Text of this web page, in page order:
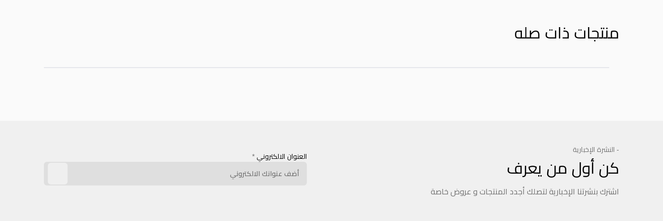
منتجات ذات صله
- النشرة الإخبارية
كن أول من يعرف
اشترك بنشرتنا الإخبارية لتصلك أجدد المنتجات و عروض خاصة
العنوان الالكتروني *